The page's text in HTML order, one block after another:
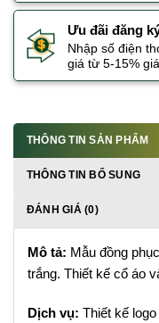
Ưu đãi đăng
Nhập số điện
giá từ 5-15%
THÔNG TIN SẢN PHẨM
THÔNG TIN BỔ SUNG
ĐÁNH GIÁ (0)
Mô tả: Mẫu đồng
trắng. Thiết kế cổ áo
Dịch vụ: Thiết kế